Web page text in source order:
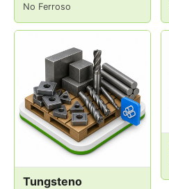
No Ferroso
Tungsteno